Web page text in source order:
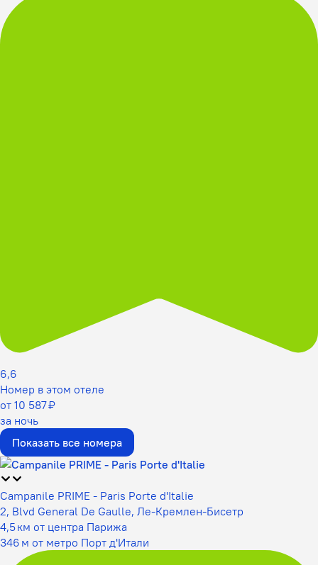
6,6
Номер в этом отеле
от 10 587 ₽
за ночь
Показать все номера
Campanile PRIME - Paris Porte d'Italie
2, Blvd General De Gaulle, Ле-Кремлен-Бисетр
4,5 км от центра Парижа
346 м от метро Порт д'Итали